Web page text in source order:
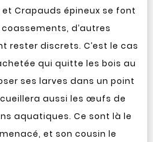
et Crapauds épineux se font
d’autres
rester discrets. C’est le cas
qui quitte les bois au
ses larves dans un point
aussi les œufs de
aquatiques. Ce sont là le
et son cousin le